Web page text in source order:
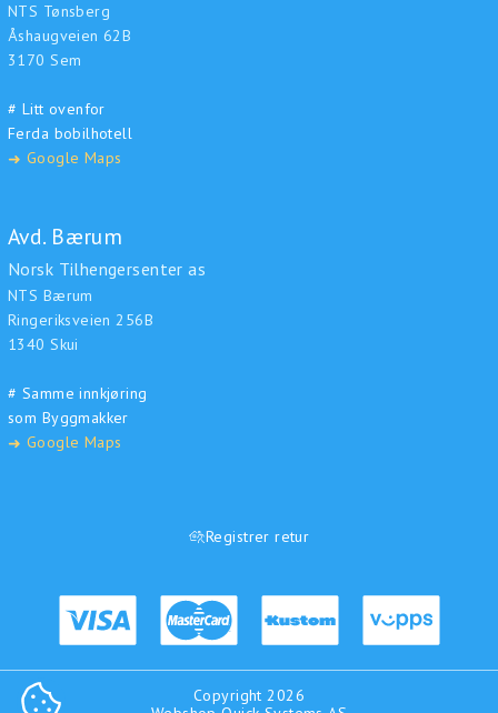
NTS Tønsberg
Åshaugveien 62B
3170 Sem
# Litt ovenfor
Ferda bobilhotell
➜ Google Maps
Avd. Bærum
Norsk Tilhengersenter as
NTS Bærum
Ringeriksveien 256B
1340 Skui
# Samme innkjøring
som Byggmakker
➜ Google Maps
Registrer retur
Copyright 2026
COOKIE-INNSTILLINGER